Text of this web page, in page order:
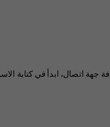
جهة اتصال، ابدأ في كتابة